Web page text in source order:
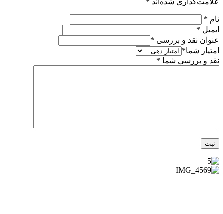
علامت‌گذاری شده‌اند *
نام *
ایمیل *
عنوان نقد و بررسی *
امتیاز شما*
نقد و بررسی شما *